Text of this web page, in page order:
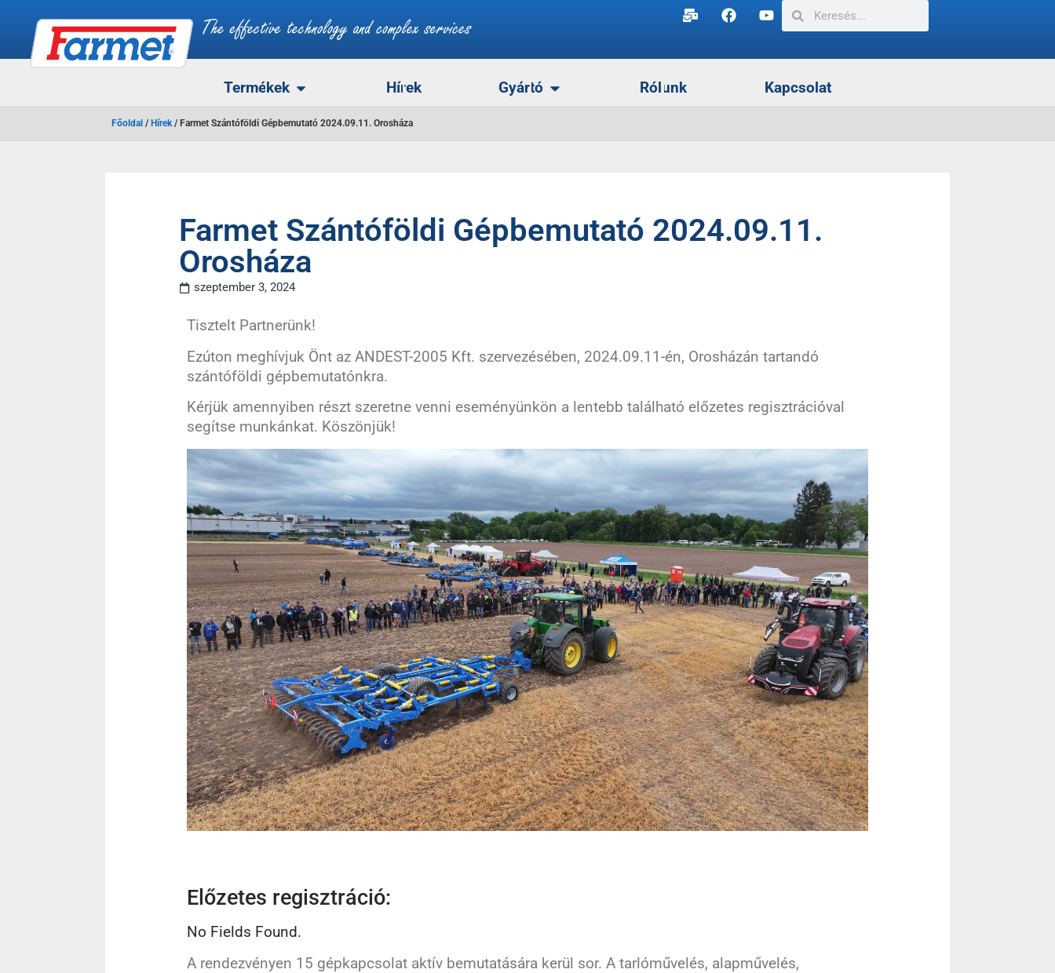
Termékek Hírek Gyártó Rólunk Kapcsolat
Főoldal / Hírek/ Farmet Szántóföldi Gépbemutató 2024.09.11. Orosháza
Farmet Szántóföldi Gépbemutató 2024.09.11.
Orosháza
szeptember 3, 2024
Tisztelt Partnerünk!
Ezúton meghívjuk Önt az ANDEST-2005 Kft. szervezésében, 2024.09.11-én, Orosházán tartandó
szántóföldi gépbemutatónkra.
Kérjük amennyiben részt szeretne venni eseményünkön a lentebb található előzetes regisztrációval
segítse munkánkat. Köszönjük!
Előzetes regisztráció:
No Fields Found.
A rendezvényen 15 gépkapcsolat aktív bemutatására kerül sor. A tarlóművelés, alapművelés,